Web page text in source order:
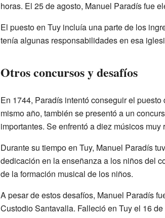
horas. El 25 de agosto, Manuel Paradís fue
El puesto en Tuy incluía una parte de los
tenía algunas responsabilidades en esa
Otros concursos y desafíos
En 1744, Paradís intentó conseguir el
mismo año, también se presentó a un
importantes. Se enfrentó a diez músicos
Durante su tiempo en Tuy, Manuel Paradís
dedicación en la enseñanza a los niños del
de la formación musical de los niños.
A pesar de estos desafíos, Manuel Paradís
Custodio Santavalla. Falleció en Tuy el 16